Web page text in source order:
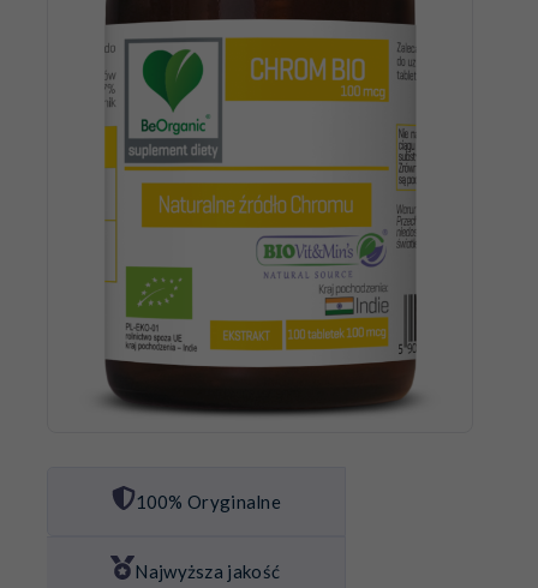
100% Oryginalne
Najwyższa jakość